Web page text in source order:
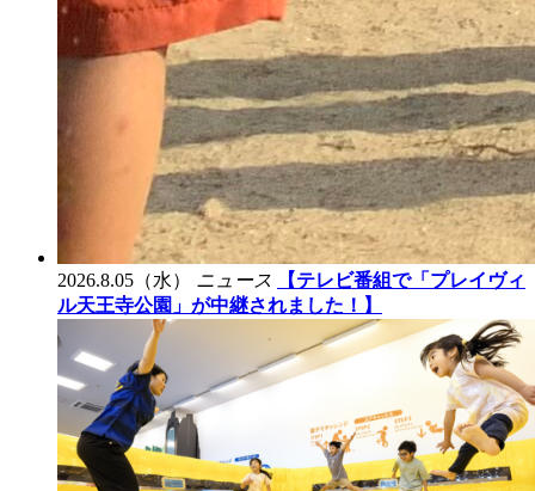
2026.8.05（水） ニュース
【テレビ番組で「プレイヴィ
ル天王寺公園」が中継されました！】